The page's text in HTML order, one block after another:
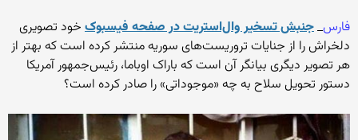
فارس_جنبش تسخیر وال‌استریت در صفحه فیسبوک خود تصویری
دلخراش را از جنایات تروریست‌های سوریه منتشر کرده است که بهتر از
هر تصویر دیگری بیانگر آن است که باراک اوباما، رئیس‌جمهور آمریکا
دستور تحویل سلاح به چه «موجوداتی» را صادر کرده است؟